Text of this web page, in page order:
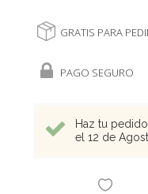
GRATIS PARA
PAGO SEGURO
Haz tu
el 12 de